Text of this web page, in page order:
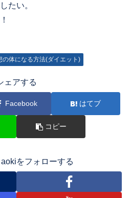
たい。
体になる方法(ダイエット)
ェアする
Facebook はてブ
コピー
をフォローする